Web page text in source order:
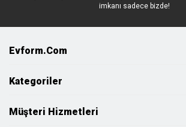
imkanı sadece bizde!
Evform.com
Kategoriler
Müşteri Hizmetleri